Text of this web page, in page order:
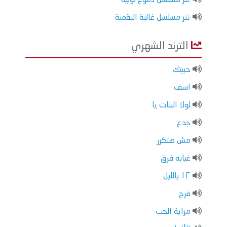
تتر مسلسل غالية البقمية
الترند الشهري
حبيتك
اسف
لولا البنات يا
جدع
مش هتكرر
غيابه فرق
١٢ بالليل
فرح
مراية الحب